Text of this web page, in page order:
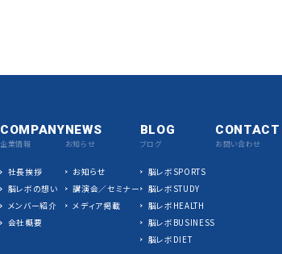
COMPANY
企業情報
社長挨拶
脳レボの想い
メンバー紹介
会社概要
NEWS
お知らせ
お知らせ
講演会／セミナー
メディア掲載
BLOG
ブログ
脳レボSPORTS
脳レボSTUDY
脳レボHEALTH
脳レボBUSINESS
脳レボDIET
CONTACT
お問い合わせ